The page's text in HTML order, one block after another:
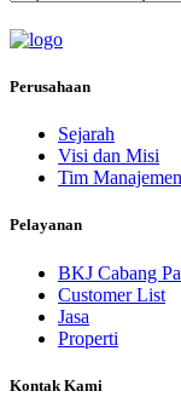
Perusahaan
Sejarah
Visi dan Misi
Tim Manajemen
Pelayanan
BKJ Cabang
Customer List
Jasa
Properti
Kontak Kami